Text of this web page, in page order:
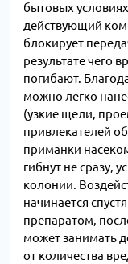
бытовых
действующий
блокирует
результате чего
погибают.
можно легко
(узкие щели,
привлекателей
приманки
гибнут не сразу,
колонии.
начинается
препаратом,
может занимать
от количества